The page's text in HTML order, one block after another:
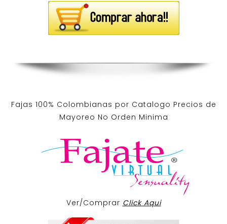
Fajas 100% Colombianas por Catalogo Precios de
Mayoreo No Orden Minima
Ver/Comprar Click Aqui